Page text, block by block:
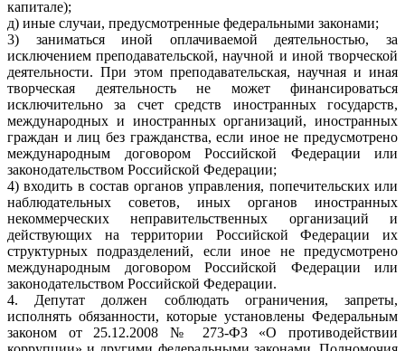
капитале);
д) иные случаи, предусмотренные федеральными законами;
3) заниматься иной оплачиваемой деятельностью, за
исключением преподавательской, научной и иной творческой
деятельности. При этом преподавательская, научная и иная
творческая деятельность не может финансироваться
исключительно за счет средств иностранных государств,
международных и иностранных организаций, иностранных
граждан и лиц без гражданства, если иное не предусмотрено
международным договором Российской Федерации или
законодательством Российской Федерации;
4) входить в состав органов управления, попечительских или
наблюдательных советов, иных органов иностранных
некоммерческих неправительственных организаций и
действующих на территории Российской Федерации их
структурных подразделений, если иное не предусмотрено
международным договором Российской Федерации или
законодательством Российской Федерации.
4. Депутат должен соблюдать ограничения, запреты,
исполнять обязанности, которые установлены Федеральным
законом от 25.12.2008 № 273-ФЗ «О противодействии